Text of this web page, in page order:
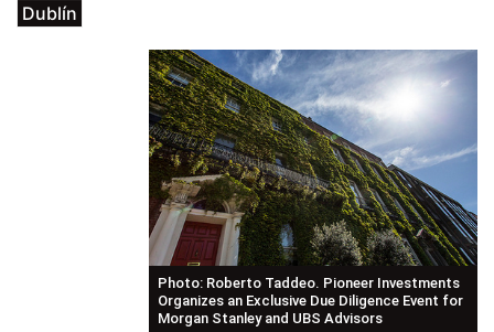
Dublín
Photo: Roberto Taddeo. Pioneer Investments
Organizes an Exclusive Due Diligence Event for
Morgan Stanley and UBS Advisors